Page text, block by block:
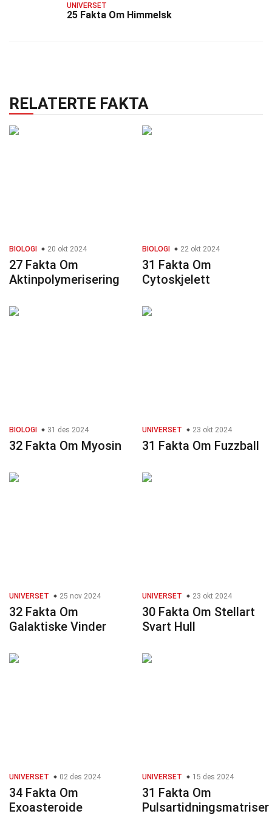
UNIVERSET
25 Fakta Om Himmelsk
RELATERTE FAKTA
BIOLOGI 20 okt 2024
27 Fakta Om
Aktinpolymerisering
BIOLOGI 22 okt 2024
31 Fakta Om
Cytoskjelett
BIOLOGI 31 des 2024
32 Fakta Om Myosin
UNIVERSET 23 okt 2024
31 Fakta Om Fuzzball
UNIVERSET 25 nov 2024
32 Fakta Om
Galaktiske Vinder
UNIVERSET 23 okt 2024
30 Fakta Om Stellart
Svart Hull
UNIVERSET 02 des 2024
34 Fakta Om
Exoasteroide
UNIVERSET 15 des 2024
31 Fakta Om
Pulsartidningsmatriser